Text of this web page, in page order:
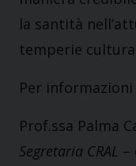
la santità
temperie
Per
Prof.ssa Palma
Segretaria CRAL –